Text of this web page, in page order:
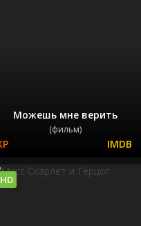
Можешь мне верить
(фильм)
HD